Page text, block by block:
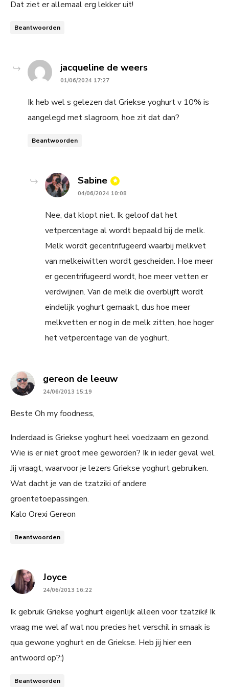
Dat ziet er allemaal erg lekker uit!
Beantwoorden
jacqueline de weerssays:
01/06/2024 17:27
Ik heb wel s gelezen dat Griekse yoghurt v 10% is
aangelegd met slagroom, hoe zit dat dan?
Beantwoorden
Sabine says:
04/06/2024 10:08
Nee, dat klopt niet. Ik geloof dat het
vetpercentage al wordt bepaald bij de melk.
Melk wordt gecentrifugeerd waarbij melkvet
van melkeiwitten wordt gescheiden. Hoe meer
er gecentrifugeerd wordt, hoe meer vetten er
verdwijnen. Van de melk die overblijft wordt
eindelijk yoghurt gemaakt, dus hoe meer
melkvetten er nog in de melk zitten, hoe hoger
het vetpercentage van de yoghurt.
gereon de leeuwsays:
24/06/2013 15:19
Beste Oh my foodness,
Inderdaad is Griekse yoghurt heel voedzaam en gezond.
Wie is er niet groot mee geworden? Ik in ieder geval wel.
Jij vraagt, waarvoor je lezers Griekse yoghurt gebruiken.
Wat dacht je van de tzatziki of andere
groentetoepassingen.
Kalo Orexi Gereon
Beantwoorden
Joycesays:
24/06/2013 16:22
Ik gebruik Griekse yoghurt eigenlijk alleen voor tzatziki! Ik
vraag me wel af wat nou precies het verschil in smaak is
qua gewone yoghurt en de Griekse. Heb jij hier een
antwoord op?:)
Beantwoorden